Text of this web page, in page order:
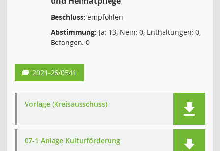
Beschluss: empfohlen
Abstimmung: Ja: 13, Nein: 0, Enthaltungen: 0,
Befangen: 0
2021-26/0541
Vorlage (Kreisausschuss)
07-1 Anlage Kulturförderung